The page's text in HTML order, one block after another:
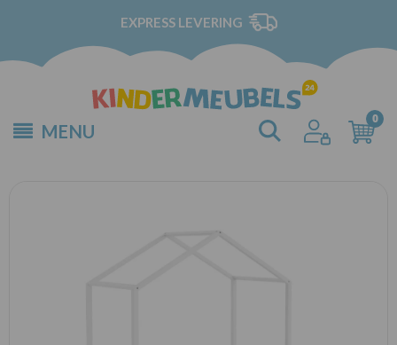
EXPRESS LEVERING
MENU